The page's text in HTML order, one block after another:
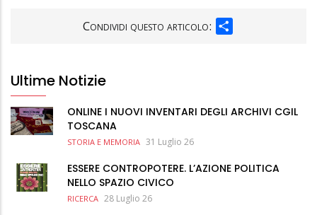
Condividi questo articolo:
Ultime Notizie
ONLINE I NUOVI INVENTARI DEGLI ARCHIVI CGIL
TOSCANA
STORIA E MEMORIA 31 Luglio 26
ESSERE CONTROPOTERE. L’AZIONE POLITICA
NELLO SPAZIO CIVICO
RICERCA 28 Luglio 26